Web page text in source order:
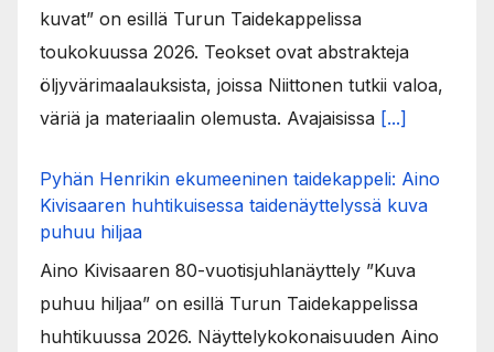
kuvat” on esillä Turun Taidekappelissa
toukokuussa 2026. Teokset ovat abstrakteja
öljyvärimaalauksista, joissa Niittonen tutkii valoa,
väriä ja materiaalin olemusta. Avajaisissa [...]
Pyhän Henrikin ekumeeninen taidekappeli: Aino
Kivisaaren huhtikuisessa taidenäyttelyssä kuva
puhuu hiljaa
Aino Kivisaaren 80-vuotisjuhlanäyttely ”Kuva
puhuu hiljaa” on esillä Turun Taidekappelissa
huhtikuussa 2026. Näyttelykokonaisuuden Aino